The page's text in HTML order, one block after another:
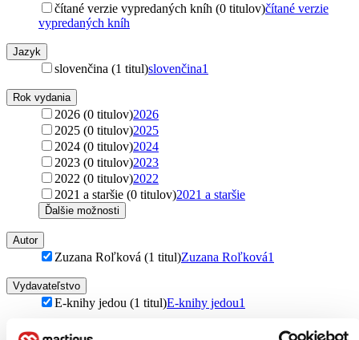
čítané verzie vypredaných kníh (0 titulov)čítané verzie
vypredaných kníh
Jazyk
slovenčina (1 titul)slovenčina1
Rok vydania
2026 (0 titulov)2026
2025 (0 titulov)2025
2024 (0 titulov)2024
2023 (0 titulov)2023
2022 (0 titulov)2022
2021 a staršie (0 titulov)2021 a staršie
Ďalšie možnosti
Autor
Zuzana Roľková (1 titul)Zuzana Roľková1
Vydavateľstvo
E-knihy jedou (1 titul)E-knihy jedou1
Formát